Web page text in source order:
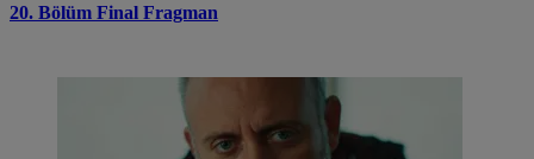
20. Bölüm Final Fragman